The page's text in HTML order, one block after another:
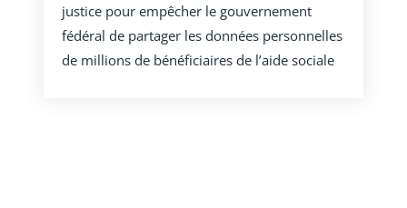
justice pour empêcher le gouvernement
fédéral de partager les données personnelles
de millions de bénéficiaires de l’aide sociale